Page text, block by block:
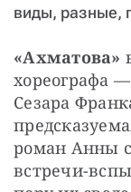
виды, разные,
«Ахматова»
хореографа
Сезара
роман Анны
встречи-